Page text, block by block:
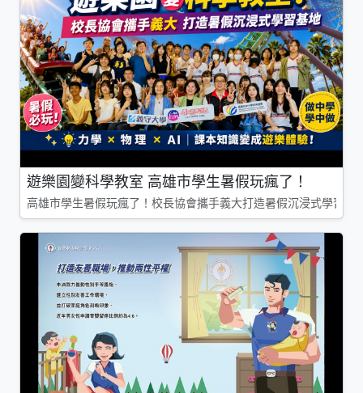
遊樂園變科學教室 高雄市學生暑假玩瘋了！
高雄市學生暑假玩瘋了！校長協會攜手義大打造暑假沉浸式學習基